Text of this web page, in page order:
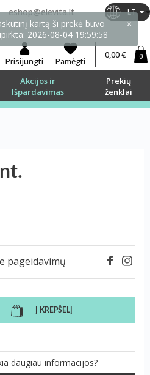
eshop@elevita.lt LT
Prisijungti Pamėgti
0,00 € 0
Akcijos ir
Išpardavimas
Prekių
ženklai
pageidavimų
Į KREPŠELĮ
daugiau informacijos?